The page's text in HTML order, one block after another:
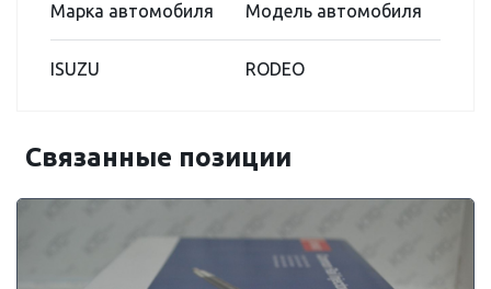
Марка автомобиля Модель автомобиля
ISUZU RODEO
Связанные позиции